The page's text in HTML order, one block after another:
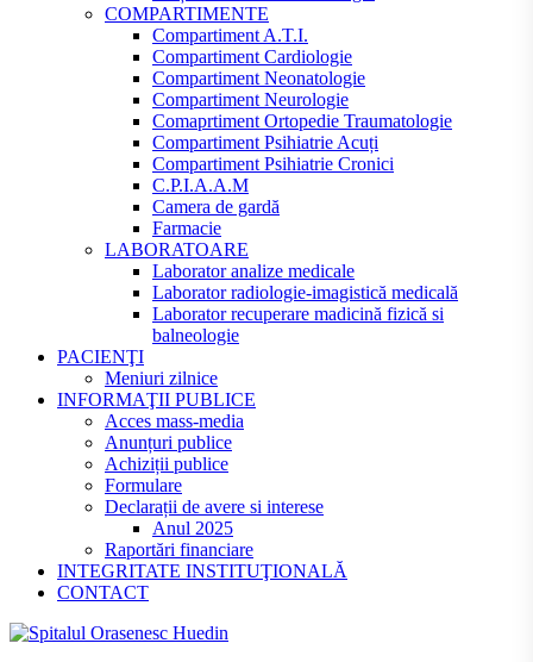
COMPARTIMENTE
Compartiment A.T.I.
Compartiment Cardiologie
Compartiment Neonatologie
Compartiment Neurologie
Comaprtiment Ortopedie Traumatologie
Compartiment Psihiatrie Acuți
Compartiment Psihiatrie Cronici
C.P.I.A.A.M
Camera de gardă
Farmacie
LABORATOARE
Laborator analize medicale
Laborator radiologie-imagistică medicală
Laborator recuperare madicină fizică si
balneologie
PACIENŢI
Meniuri zilnice
INFORMAŢII PUBLICE
Acces mass-media
Anunțuri publice
Achiziții publice
Formulare
Declarații de avere si interese
Anul 2025
Raportări financiare
INTEGRITATE INSTITUŢIONALĂ
CONTACT